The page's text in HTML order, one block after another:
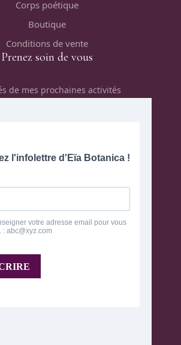
Corps poétique
Boutique
Conditions de vente
Prenez soin de vous
de mes prochaines activités